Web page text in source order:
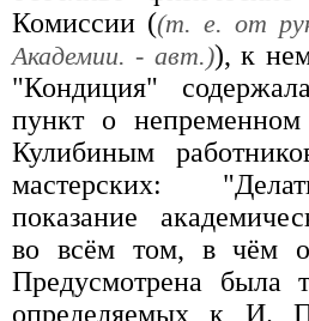
Комиссии ((т. е. от
Академии. - авт.)), к
"Кондиция"
пункт о
Кулибиным
мастерских:
показание
во всём том, в чём
Предусмотрена была
определяемых к И.